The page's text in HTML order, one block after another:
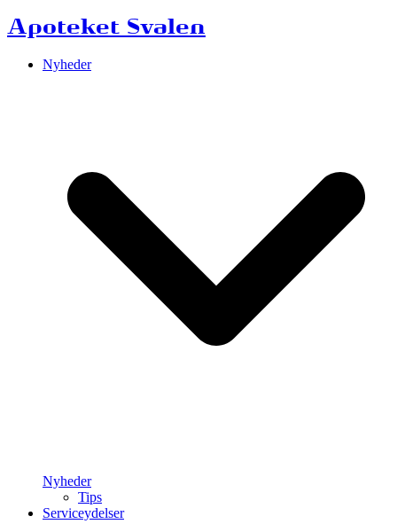
Apoteket Svalen
Nyheder
Nyheder
Tips
Serviceydelser